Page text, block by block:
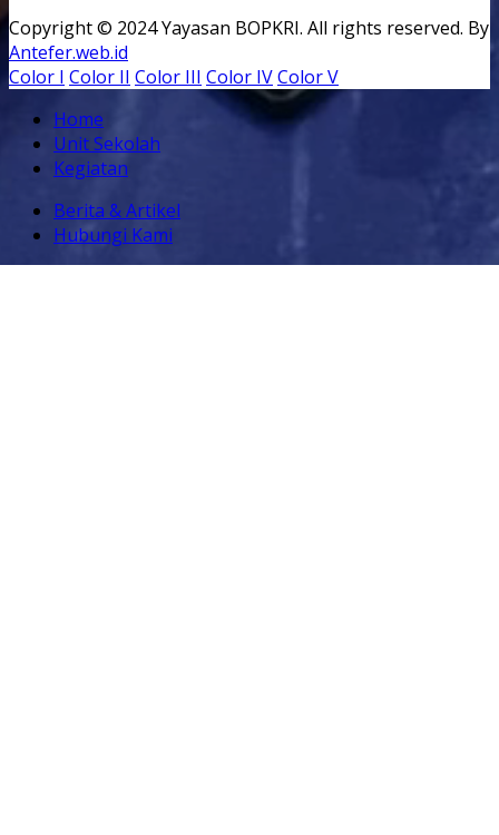
Copyright © 2024 Yayasan BOPKRI. All rights reserved. By
Antefer.web.id
Color I Color II Color III Color IVColor V
Home
Unit Sekolah
Kegiatan
Berita & Artikel
Hubungi Kami